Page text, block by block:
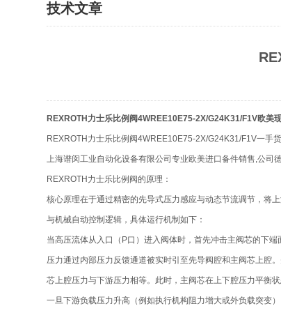
技术文章
REXROTH力士乐比例阀4WREE10E75-2X/G24K31/F1V欧美
REXROTH力士乐比例阀4WREE10E75-2X/G24K31/F1V一手货
上海谱闵工业自动化设备有限公司专业欧美进口备件销售,公司
REXROTH力士乐比例阀的原理：
核心原理在于通过精密的先导式压力感应与动态节流调节，将
与机械自动控制逻辑，具体运行机制如下：
当高压流体从入口（P口）进入阀体时，首先冲击主阀芯的下
压力通过内部压力反馈通道被实时引至先导阀腔和主阀芯上腔
芯上腔压力与下游压力相等。此时，主阀芯在上下腔压力平衡
一旦下游负载压力升高（例如执行机构阻力增大或外负载突变